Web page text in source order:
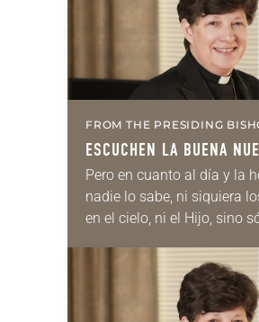
FROM THE PRESIDING
ESCUCHEN LA BUENA
Pero en cuanto al día y la
nadie lo sabe, ni siquiera
en el cielo, ni el Hijo, sino